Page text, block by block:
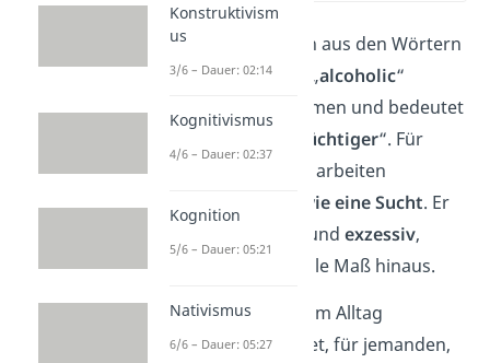
Der Begriff setzt sich aus den Wörtern
work“ (Arbeit) und „alcoholic“
(Alkoholiker) zusammen und bedeutet
Arbeitssüchtiger“. Für
einen Workaholic ist arbeiten
dementsprechend
wie eine Sucht. Er
und exzessiv,
also über das normale Maß hinaus.
Oft wird der Begriff im Alltag
scherzhaft verwendet, für jemanden,
Konstruktivism
us
3/6 – Dauer: 02:14
Kognitivismus
4/6 – Dauer: 02:37
Kognition
5/6 – Dauer: 05:21
Nativismus
6/6 – Dauer: 05:27